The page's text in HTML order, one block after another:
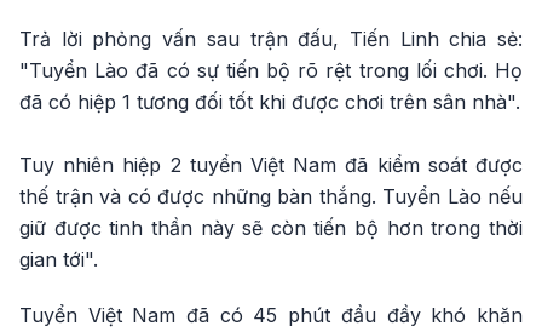
Trả lời phỏng vấn sau trận đấu, Tiến Linh chia sẻ:
"Tuyển Lào đã có sự tiến bộ rõ rệt trong lối chơi. Họ
đã có hiệp 1 tương đối tốt khi được chơi trên sân nhà".
Tuy nhiên hiệp 2 tuyển Việt Nam đã kiểm soát được
thế trận và có được những bàn thắng. Tuyển Lào nếu
giữ được tinh thần này sẽ còn tiến bộ hơn trong thời
gian tới".
Tuyển Việt Nam đã có 45 phút đầu đầy khó khăn